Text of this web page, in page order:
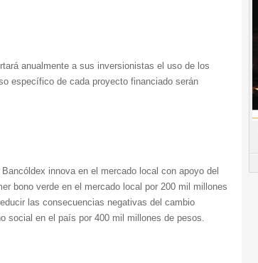
anualmente a sus inversionistas el uso de los
específico de cada proyecto financiado serán
innova en el mercado local con apoyo del
bono verde en el mercado local por 200 mil millones
las consecuencias negativas del cambio
social en el país por 400 mil millones de pesos.